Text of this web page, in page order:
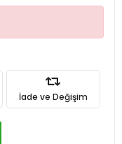
İade ve Değişim